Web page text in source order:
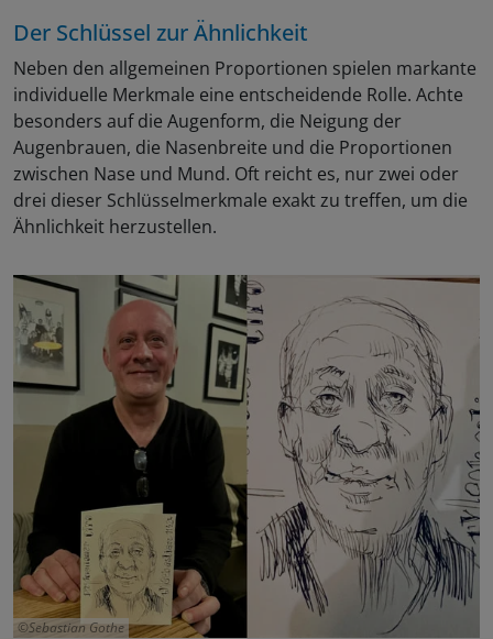
Der Schlüssel zur Ähnlichkeit
Neben den allgemeinen Proportionen spielen markante
individuelle Merkmale eine entscheidende Rolle. Achte
besonders auf die Augenform, die Neigung der
Augenbrauen, die Nasenbreite und die Proportionen
zwischen Nase und Mund. Oft reicht es, nur zwei oder
drei dieser Schlüsselmerkmale exakt zu treffen, um die
Ähnlichkeit herzustellen.
Sebastian Gothe